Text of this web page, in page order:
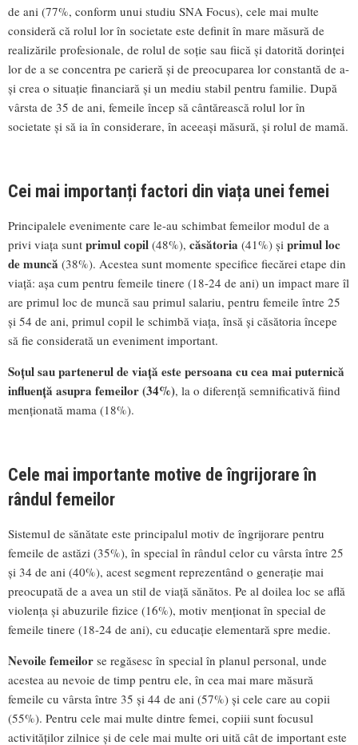
de ani (77%, conform unui studiu SNA Focus), cele mai multe
consideră că rolul lor în societate este definit în mare măsură de
realizările profesionale, de rolul de soție sau fiică și datorită dorinței
lor de a se concentra pe carieră și de preocuparea lor constantă de a-
și crea o situație financiară și un mediu stabil pentru familie. După
vârsta de 35 de ani, femeile încep să cântărească rolul lor în
societate și să ia în considerare, în aceeași măsură, și rolul de mamă.
Cei mai importanți factori din viața unei femei
Principalele evenimente care le-au schimbat femeilor modul de a
privi viața sunt primul copil (48%), căsătoria (41%) și primul loc
de muncă (38%). Acestea sunt momente specifice fiecărei etape din
viață: așa cum pentru femeile tinere (18-24 de ani) un impact mare îl
are primul loc de muncă sau primul salariu, pentru femeile între 25
și 54 de ani, primul copil le schimbă viața, însă și căsătoria începe
să fie considerată un eveniment important.
Soțul sau partenerul de viață este persoana cu cea mai puternică
influență asupra femeilor (34%), la o diferență semnificativă fiind
menționată mama (18%).
Cele mai importante motive de îngrijorare în
rândul femeilor
Sistemul de sănătate este principalul motiv de îngrijorare pentru
femeile de astăzi (35%), în special în rândul celor cu vârsta între 25
și 34 de ani (40%), acest segment reprezentând o generație mai
preocupată de a avea un stil de viață sănătos. Pe al doilea loc se află
violența și abuzurile fizice (16%), motiv menționat în special de
femeile tinere (18-24 de ani), cu educație elementară spre medie.
Nevoile femeilor se regăsesc în special în planul personal, unde
acestea au nevoie de timp pentru ele, în cea mai mare măsură
femeile cu vârsta între 35 și 44 de ani (57%) și cele care au copii
(55%). Pentru cele mai multe dintre femei, copiii sunt focusul
activităților zilnice și de cele mai multe ori uită cât de important este